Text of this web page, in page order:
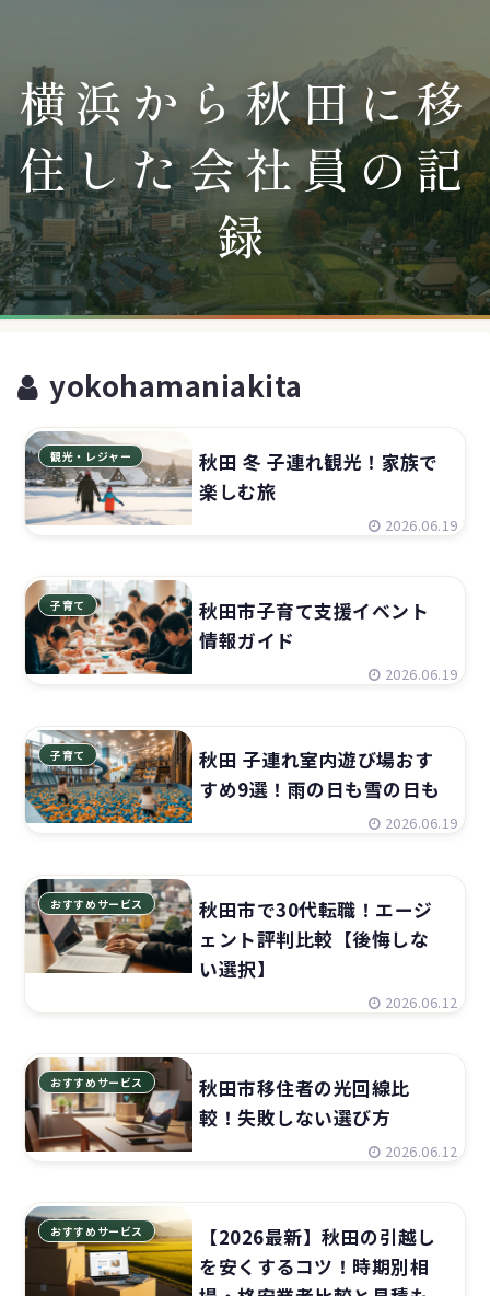
横浜から秋田に移
住した会社員の記
録
yokohamaniakita
観光・レジャー
秋田 冬 子連れ観光！家族で
楽しむ旅
2026.06.19
子育て
秋田市子育て支援イベント
情報ガイド
2026.06.19
子育て
秋田 子連れ室内遊び場おす
すめ9選！雨の日も雪の日も
2026.06.19
おすすめサービス
秋田市で30代転職！エージ
ェント評判比較【後悔しな
い選択】
2026.06.12
おすすめサービス
秋田市移住者の光回線比
較！失敗しない選び方
2026.06.12
おすすめサービス
【2026最新】秋田の引越し
を安くするコツ！時期別相